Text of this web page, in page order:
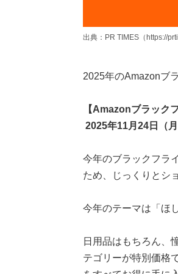
出典：PR TIMES（https://
2025年のAmazonブ
【Amazonブラック
2025年11月24日（
今年のブラックフラ
ため、じっくりとシ
今年のテーマは「ほ
日用品はもちろん、
テゴリーが特別価格